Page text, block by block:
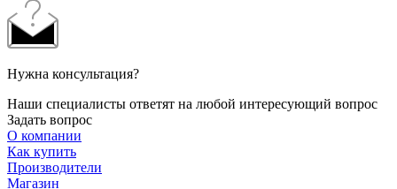
Нужна консультация?
Наши специалисты ответят на любой интересующий вопрос
Задать вопрос
О компании
Как купить
Производители
Магазин